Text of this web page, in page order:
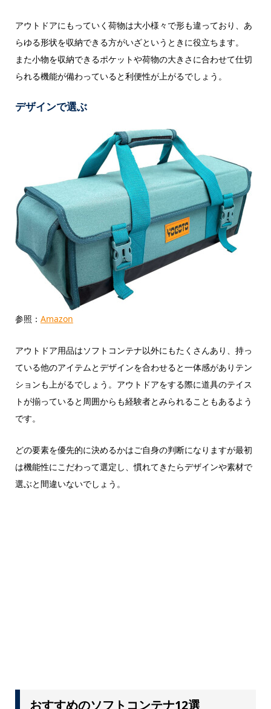
アウトドアにもっていく荷物は大小様々で形も違っており、あ
らゆる形状を収納できる方がいざというときに役立ちます。
また小物を収納できるポケットや荷物の大きさに合わせて仕切
られる機能が備わっていると利便性が上がるでしょう。
デザインで選ぶ
参照： Amazon
アウトドア用品はソフトコンテナ以外にもたくさんあり、持っ
ている他のアイテムとデザインを合わせると一体感がありテン
ションも上がるでしょう。アウトドアをする際に道具のテイス
トが揃っていると周囲からも経験者とみられることもあるよう
です。
どの要素を優先的に決めるかはご自身の判断になりますが最初
は機能性にこだわって選定し、慣れてきたらデザインや素材で
選ぶと間違いないでしょう。
おすすめのソフトコンテナ12選